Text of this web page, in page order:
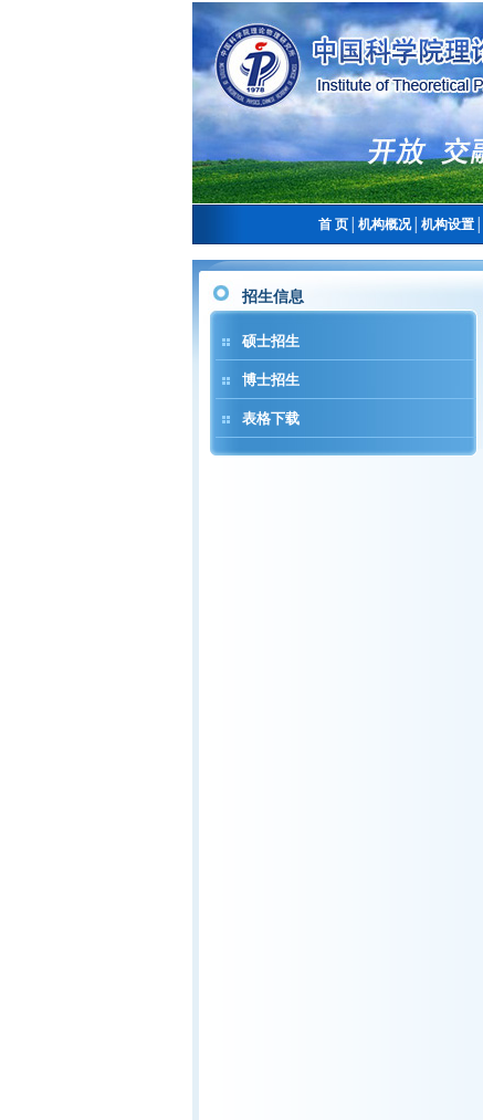
首 页 机构概况│ 机构设置
招生信息
硕士招生
博士招生
表格下载